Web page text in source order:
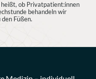
ob Privatpatient:innen
behandeln wir
Füßen.